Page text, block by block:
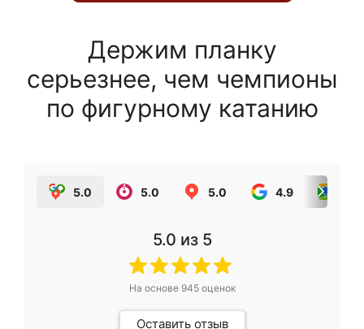
Держим планку
серьезнее, чем чемпионы
по фигурному катанию
5.0 5.0 5.0 4.9
5.0 из 5
На основе 945оценок
Оставить отзыв